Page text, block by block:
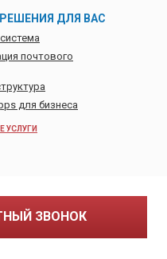
ДЛЯ ВАС
почтового
для бизнеса
УСЛУГИ
ЗВОНОК